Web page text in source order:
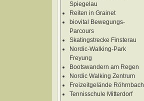
Spiegelau
Reiten in Grainet
biovital Bewegungs-
Parcours
Skatingstrecke Finsterau
Nordic-Walking-Park
Freyung
Bootswandern am Regen
Nordic Walking Zentrum
Freizeitgelände Röhrnbach
Tennisschule Mitterdorf